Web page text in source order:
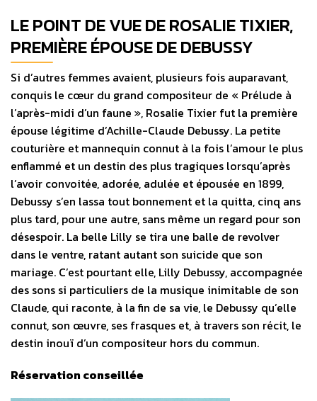
LE POINT DE VUE DE ROSALIE TIXIER,
PREMIÈRE ÉPOUSE DE DEBUSSY
Si d’autres femmes avaient, plusieurs fois auparavant,
conquis le cœur du grand compositeur de « Prélude à
l’après-midi d’un faune », Rosalie Tixier fut la première
épouse légitime d’Achille-Claude Debussy. La petite
couturière et mannequin connut à la fois l’amour le plus
enflammé et un destin des plus tragiques lorsqu’après
l’avoir convoitée, adorée, adulée et épousée en 1899,
Debussy s’en lassa tout bonnement et la quitta, cinq ans
plus tard, pour une autre, sans même un regard pour son
désespoir. La belle Lilly se tira une balle de revolver
dans le ventre, ratant autant son suicide que son
mariage. C’est pourtant elle, Lilly Debussy, accompagnée
des sons si particuliers de la musique inimitable de son
Claude, qui raconte, à la fin de sa vie, le Debussy qu’elle
connut, son œuvre, ses frasques et, à travers son récit, le
destin inouï d’un compositeur hors du commun.
Réservation conseillée